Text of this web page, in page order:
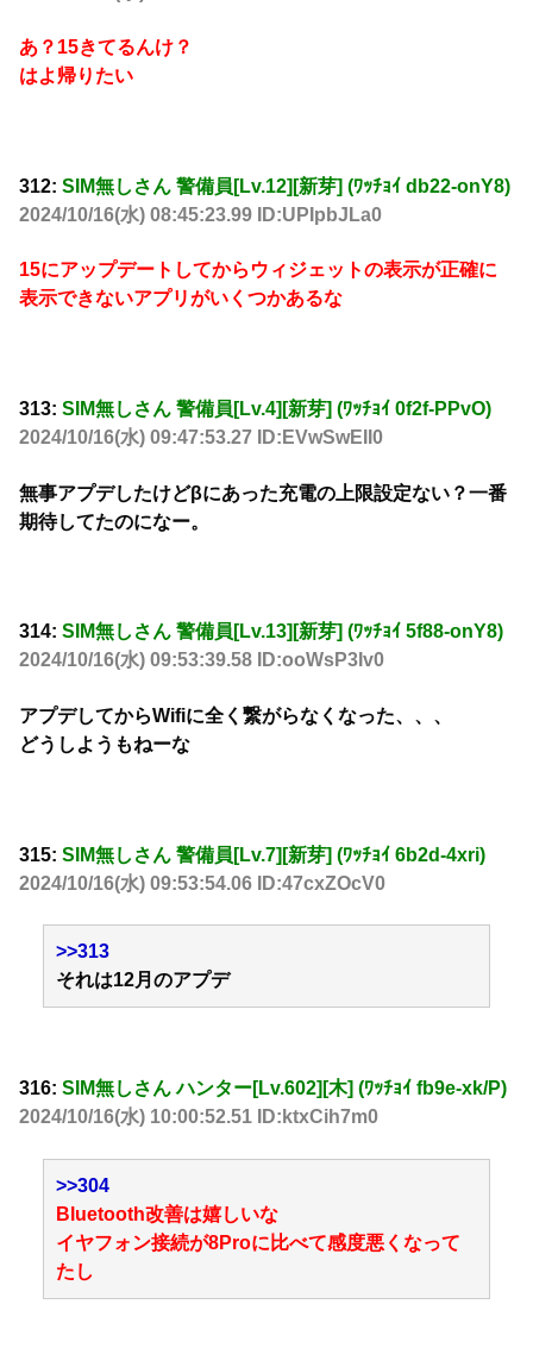
あ？15きてるんけ？
はよ帰りたい
312: SIM無しさん 警備員[Lv.12][新芽] (ﾜｯﾁｮｲ db22-onY8)
2024/10/16(水) 08:45:23.99 ID:UPIpbJLa0
15にアップデートしてからウィジェットの表示が正確に
表示できないアプリがいくつかあるな
313: SIM無しさん 警備員[Lv.4][新芽] (ﾜｯﾁｮｲ 0f2f-PPvO)
2024/10/16(水) 09:47:53.27 ID:EVwSwEII0
無事アプデしたけどβにあった充電の上限設定ない？一番
期待してたのになー。
314: SIM無しさん 警備員[Lv.13][新芽] (ﾜｯﾁｮｲ 5f88-onY8)
2024/10/16(水) 09:53:39.58 ID:ooWsP3Iv0
アプデしてからWifiに全く繋がらなくなった、、、
どうしようもねーな
315: SIM無しさん 警備員[Lv.7][新芽] (ﾜｯﾁｮｲ 6b2d-4xri)
2024/10/16(水) 09:53:54.06 ID:47cxZOcV0
>>313
それは12月のアプデ
316: SIM無しさん ハンター[Lv.602][木] (ﾜｯﾁｮｲ fb9e-xk/P)
2024/10/16(水) 10:00:52.51 ID:ktxCih7m0
>>304
Bluetooth改善は嬉しいな
イヤフォン接続が8Proに比べて感度悪くなって
たし